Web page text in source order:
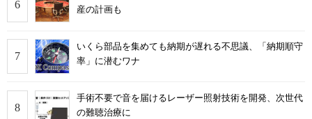
産の計画も
いくら部品を集めても納期が遅れる不思議、「納期順守
率」に潜むワナ
手術不要で音を届けるレーザー照射技術を開発、次世代
の難聴治療に